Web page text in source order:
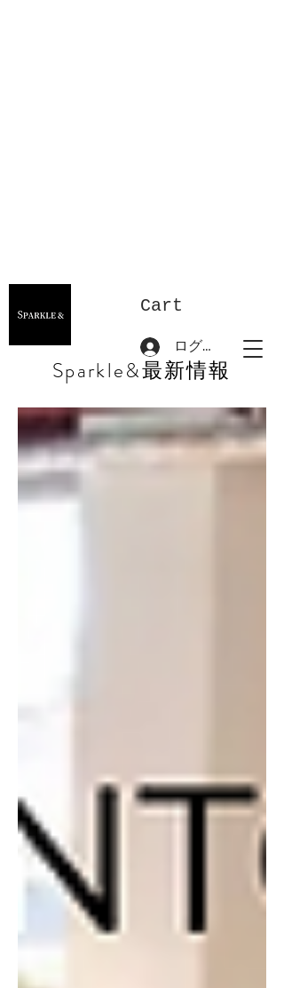
Cart
ログイン
Sparkle&最新情報